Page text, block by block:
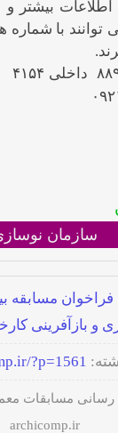
بیشتر
با شماره
سازمان
فراخوان مسابقه
و بازآفرینی
?p=1561
رسانی مسابقات
archicomp.ir